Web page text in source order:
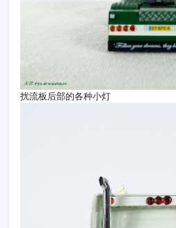
扰流板后部的各种小灯